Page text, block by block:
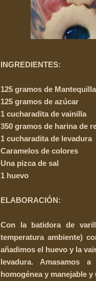
INGREDIENTES:
125 gramos de Mantequilla
125 gramos de azúcar
1 cucharadita de vainilla
350 gramos de harina de
1 cucharadita de levadura
Caramelos de colores
Una pizca de sal
1 huevo
ELABORACIÓN:
Con la batidora de
temperatura ambiente)
añadimos el huevo y la
levadura. Amasamos
homogénea y manejable y